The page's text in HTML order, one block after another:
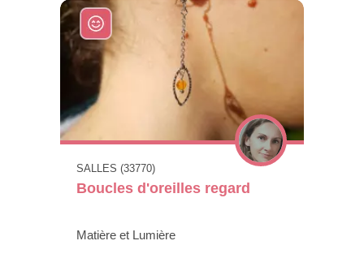
SALLES (33770)
Boucles d'oreilles regard
Matière et Lumière